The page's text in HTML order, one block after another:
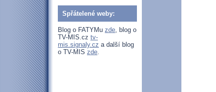
Spřátelené weby:
Blog o FATYMu zde, blog o
TV-MIS.cz tv-
mis.signaly.cz a další blog
o TV-MIS zde.